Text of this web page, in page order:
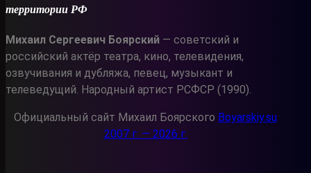
территории РФ
Михаил Сергеевич Боярский — советский и
российский актёр театра, кино, телевидения,
озвучивания и дубляжа, певец, музыкант и
телеведущий. Народный артист РСФСР (1990).
Официальный сайт Михаил Боярского Boyarskiy.su
2007 г. — 2026 г.